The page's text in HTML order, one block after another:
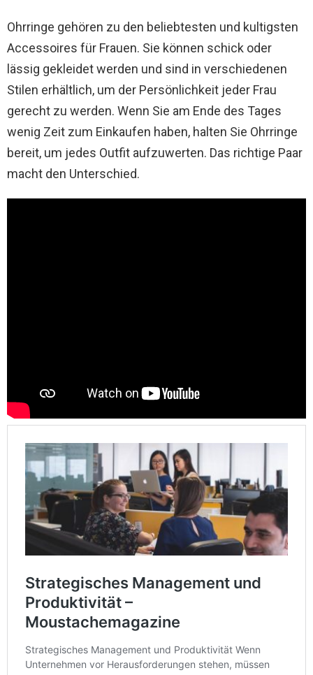
Ohrringe gehören zu den beliebtesten und kultigsten
Accessoires für Frauen. Sie können schick oder
lässig gekleidet werden und sind in verschiedenen
Stilen erhältlich, um der Persönlichkeit jeder Frau
gerecht zu werden. Wenn Sie am Ende des Tages
wenig Zeit zum Einkaufen haben, halten Sie Ohrringe
bereit, um jedes Outfit aufzuwerten. Das richtige Paar
macht den Unterschied.